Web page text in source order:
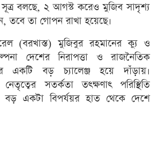
সূত্র বলছে, ২ আগস্ট করেও মুজিব সাদৃশ্য
তবে তা গোপন রাখা হয়েছে।
(বরখাস্ত) মুজিবুর রহমানের ক্যু ও
দেশের নিরাপত্তা ও রাজনৈতিক
একটি বড় চ্যালেঞ্জ হয়ে দাঁড়ায়।
নেতৃত্বের সতর্কতা তৎক্ষণাৎ পরিস্থিতি
বড় একটা বিপর্যয়র হাত থেকে দেশে